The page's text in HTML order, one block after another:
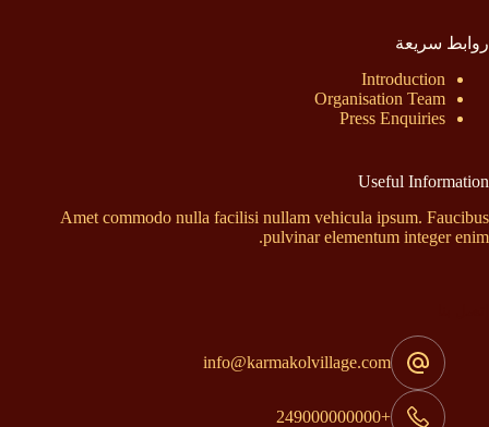
روابط سريعة
Introduction
Organisation Team
Press Enquiries
Useful Information
Amet commodo nulla facilisi nullam vehicula ipsum. Faucibus
pulvinar elementum integer enim.
info@karmakolvillage.com
+249000000000